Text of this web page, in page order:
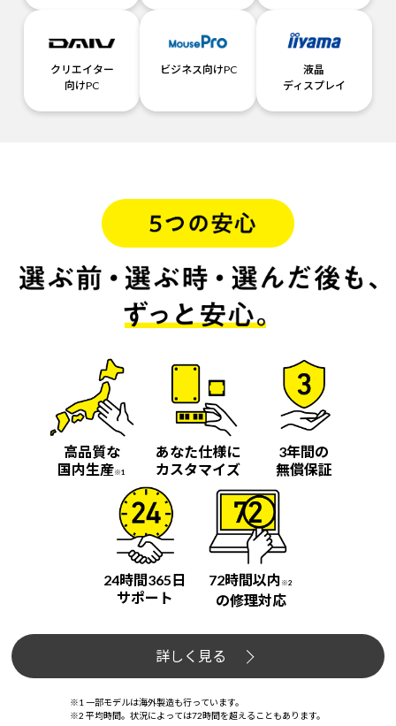
クリエイター
向けPC
ビジネス向けPC
液晶
ディスプレイ
高品質な
国内生産※1
あなた仕様に
カスタマイズ
3年間の
無償保証
24時間365日
サポート
72時間以内 ※2
の修理対応
詳しく見る
※1 一部モデルは海外製造も行っています。
※2 平均時間。状況によっては72時間を超えることもあります。